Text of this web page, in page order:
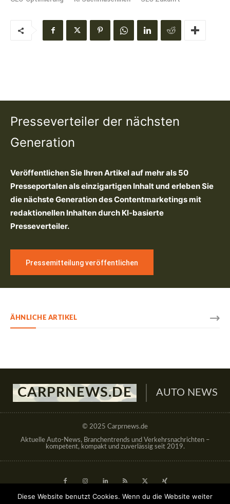
Presseverteiler der nächsten
Generation
Veröffentlichen Sie Ihren Artikel auf mehr als 50
Presseportalen als einzigartigen Inhalt und erleben Sie
die nächste Generation des Contentmarketings mit
redaktionellen Inhalten durch KI-basierte
Presseverteiler.
Pressemitteilung veröffentlichen
ÄHNLICHE ARTIKEL
CARPRNEWS.DE AUTO NEWS
© 2025 Carprnews.de
Aktuelle Auto-News, Branchentrends und Verkehrsnachrichten –
kompetent, kompakt und zuverlässig seit 2019.
Diese Website benutzt Cookies. Wenn du die Website weiter